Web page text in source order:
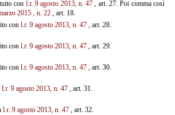
con l.r. 9 agosto 2013, n. 47 , art. 27. Poi comma così
2015 , n. 22, art. 18.
con l.r. 9 agosto 2013, n. 47, art. 28.
con l.r. 9 agosto 2013, n. 47, art. 29.
con l.r. 9 agosto 2013, n. 47, art. 30.
l.r. 9 agosto 2013, n. 47, art. 31.
l.r. 9 agosto 2013, n. 47, art. 32.